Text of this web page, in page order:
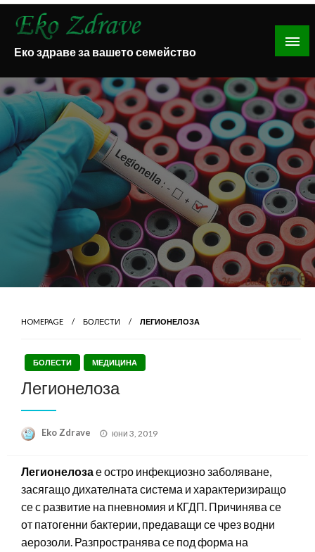
Skip
Еко здраве за вашето семейство
HOMEPAGE БОЛЕСТИ ЛЕГИОНЕЛОЗА
БОЛЕСТИ МЕДИЦИНА
Легионелоза
Eko Zdrave
Posted
юни 3, 2019
Легионелозае остро инфекциозно заболяване,
засягащо дихателната система и характеризиращо
се с развитие на пневномия и КГДП. Причинява се
от патогенни бактерии, предаващи се чрез водни
аерозоли. Разпространява се под форма на